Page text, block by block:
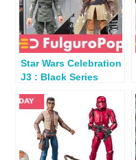
Star Wars Celebration
J3 : Black Series